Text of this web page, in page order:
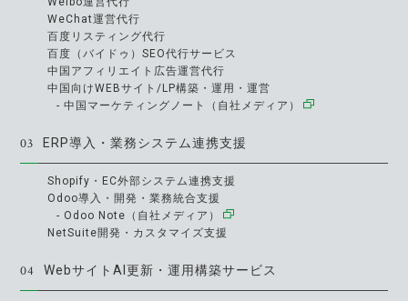
WeChat運営代行
百度リスティング代行
百度（バイドゥ）SEO代行サービス
中国アフィリエイト広告運営代行
中国向けWEBサイト/LP構築・運用・運営
- 中国マーケティングノート（自社メディア）
03 ERP導入・業務システム連携支援
Shopify・EC外部システム連携支援
Odoo導入・開発・業務統合支援
- Odoo Note（自社メディア）
NetSuite開発・カスタマイズ支援
04 WebサイトAI更新・運用構築サービス